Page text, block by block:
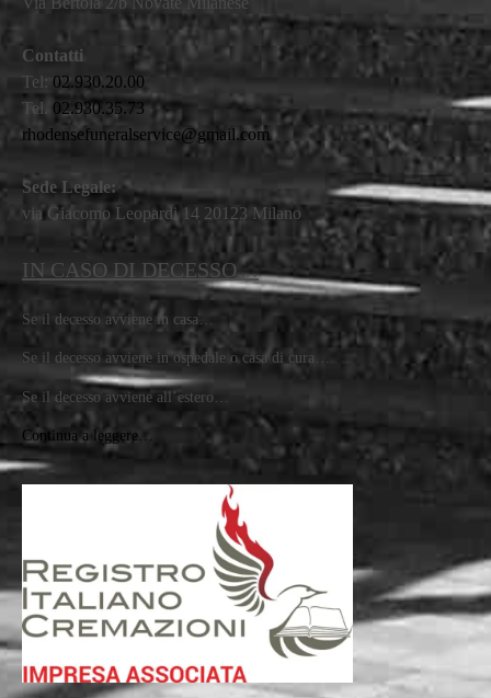
Contatti
Tel: 02.930.20.00
Tel. 02.930.35.73
rhodensefuneralservice@gmail.com
Sede Legale:
via Giacomo Leopardi 14 20123 Milano
IN CASO DI DECESSO…
Se il decesso avviene in casa…
Se il decesso avviene in ospedale o casa di cura…
Se il decesso avviene all’estero…
Continua a leggere…